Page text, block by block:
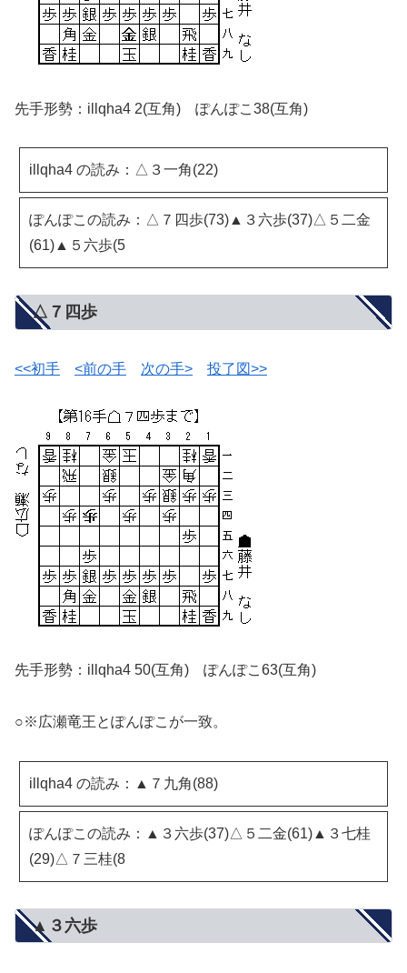
先手形勢：illqha4 2(互角) ぽんぽこ38(互角)
illqha4 の読み：△３一角(22)
ぽんぽこの読み：△７四歩(73)▲３六歩(37)△５二金
(61)▲５六歩(5
△７四歩
<<初手 <前の手 次の手> 投了図>>
先手形勢：illqha4 50(互角) ぽんぽこ63(互角)
○※広瀬竜王とぽんぽこが一致。
illqha4 の読み：▲７九角(88)
ぽんぽこの読み：▲３六歩(37)△５二金(61)▲３七桂
(29)△７三桂(8
▲３六歩